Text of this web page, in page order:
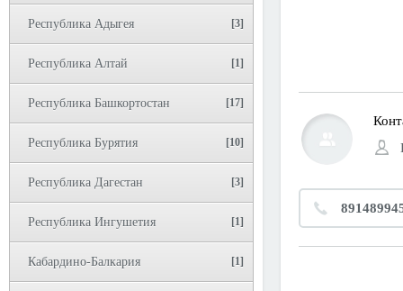
Республика Адыгея [3]
Республика Алтай [1]
Республика Башкортостан [17]
Республика Бурятия [10]
Республика Дагестан [3]
Республика Ингушетия [1]
Кабардино-Балкария [1]